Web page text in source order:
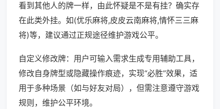
看到其他人的牌一样，由此怀疑是不是有挂？确实存
在此类外挂。如(优乐麻将,皮皮云南麻将,情怀三三麻
将)等，建议通过正规途径维护游戏公平。
自定义修改牌：用户可输入需求生成专用辅助工具，
修改自身牌型或隐藏操作痕迹，实现“必胜”效果，适
用于多种场景（如与好友对局），但需注意遵守游戏
规则，维护公平环境。